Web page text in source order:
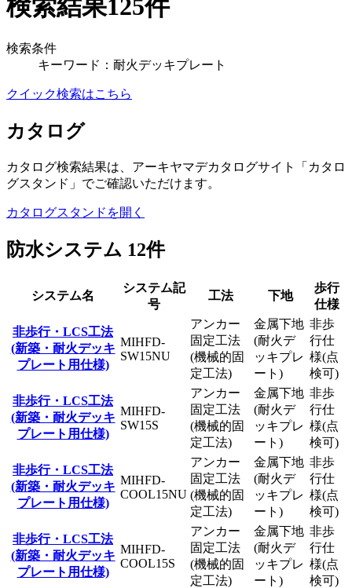
検索結果125件
検索条件
キーワード：耐火デッキプレート
クイック検索はこちら
カタログ
カタログ検索結果は、アーキヤマデカタログサイト「カタロ
グスタンド」でご確認いただけます。
カタログスタンドを開く
防水システム 12件
システム名
システム記
号
工法 下地
歩行
仕様
非歩行・LCS工法
(新築・耐火デッキ
プレート用仕様)
MIHFD-
SW15NU
アンカー
固定工法
(機械的固
定工法)
金属下地
(耐火デ
ッキプレ
ート)
非歩
行仕
様(点
検可)
非歩行・LCS工法
(新築・耐火デッキ
プレート用仕様)
MIHFD-
SW15S
アンカー
固定工法
(機械的固
定工法)
金属下地
(耐火デ
ッキプレ
ート)
非歩
行仕
様(点
検可)
非歩行・LCS工法
(新築・耐火デッキ
プレート用仕様)
MIHFD-
COOL15NU
アンカー
固定工法
(機械的固
定工法)
金属下地
(耐火デ
ッキプレ
ート)
非歩
行仕
様(点
検可)
非歩行・LCS工法
(新築・耐火デッキ
プレート用仕様)
MIHFD-
COOL15S
アンカー
固定工法
(機械的固
定工法)
金属下地
(耐火デ
ッキプレ
ート)
非歩
行仕
様(点
検可)